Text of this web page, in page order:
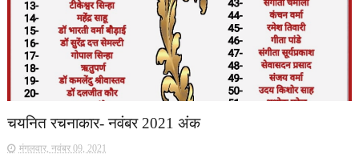
चयनित रचनाकार- नवंबर 2021 अंक
मंगलवार, नवंबर 09, 2021